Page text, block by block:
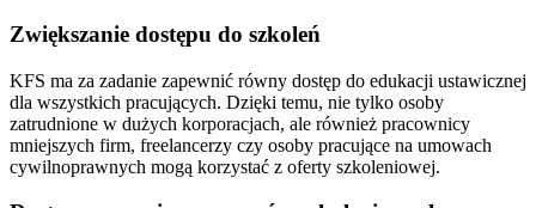
Zwiększanie dostępu do szkoleń
KFS ma za zadanie zapewnić równy dostęp do edukacji ustawicznej
dla wszystkich pracujących. Dzięki temu, nie tylko osoby
zatrudnione w dużych korporacjach, ale również pracownicy
mniejszych firm, freelancerzy czy osoby pracujące na umowach
cywilnoprawnych mogą korzystać z oferty szkoleniowej.